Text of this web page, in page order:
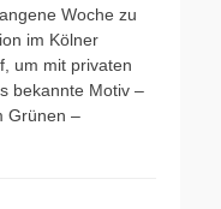
Woche zu
im Kölner
um mit privaten
bekannte Motiv –
Grünen –